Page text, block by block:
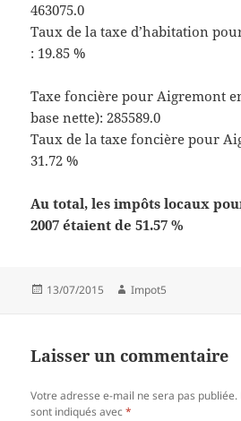
463075.0
Taux de la taxe d’habitation
: 19.85 %
Taxe foncière pour Aigremont
base nette): 285589.0
Taux de la taxe foncière pour
31.72 %
Au total, les impôts locaux
2007 étaient de 51.57 %
Publié
13/07/2015 Auteur
Impot5
Laisser un commentaire
Votre adresse e-mail ne sera pas publiée.
sont indiqués avec*